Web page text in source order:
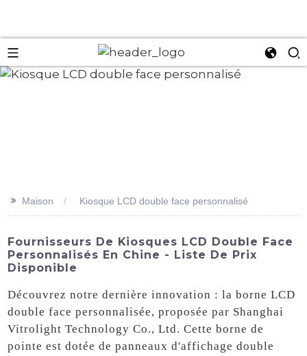
>> Maison Kiosque LCD double face personnalisé
Fournisseurs De Kiosques LCD Double Face
Personnalisés En Chine - Liste De Prix
Disponible
Découvrez notre dernière innovation : la borne LCD
double face personnalisée, proposée par Shanghai
Vitrolight Technology Co., Ltd. Cette borne de
pointe est dotée de panneaux d'affichage double